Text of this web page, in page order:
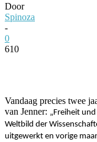
Door
Spinoza
-
0
610
Vandaag precies twee
van Jenner: „Freiheit
Weltbild der
uitgewerkt en vorige